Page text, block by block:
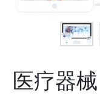
医疗器械